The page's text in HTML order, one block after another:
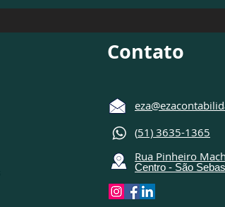
Contato
(51) 3635-1365
Rua Pinheiro
Centro - São